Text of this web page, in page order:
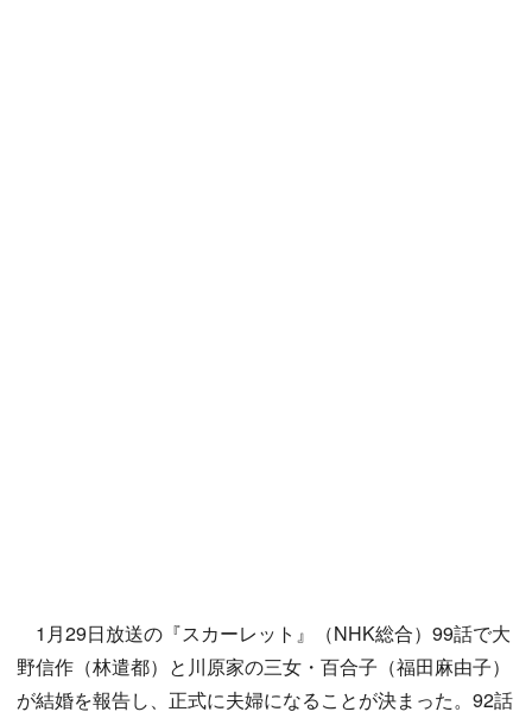
1月29日放送の『スカーレット』（NHK総合）99話で大
野信作（林遣都）と川原家の三女・百合子（福田麻由子）
が結婚を報告し、正式に夫婦になることが決まった。92話